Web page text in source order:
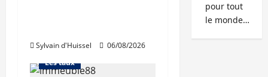
Sylvain d'Huissel 06/08/2026
L'avis des courtiers
Les taux
pour tout
le monde…